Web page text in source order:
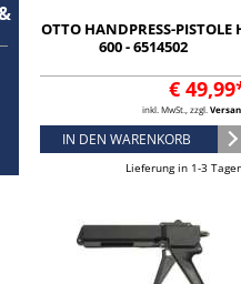
OTTO HANDPRESS-PISTOLE
600 - 6514502
€
inkl. MwSt., zzgl.
IN DEN WARENKORB
Lieferung in 1-3